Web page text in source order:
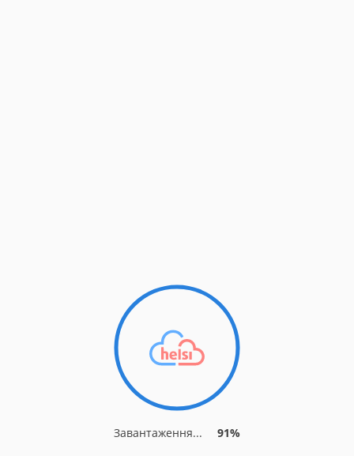
Завантаження... 91%